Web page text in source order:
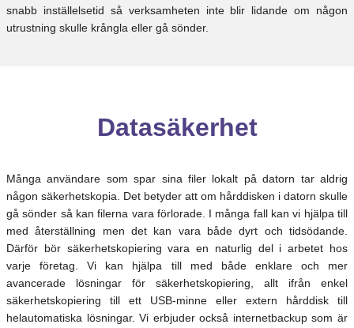
snabb inställelsetid så verksamheten inte blir lidande om någon
utrustning skulle krångla eller gå sönder.
Datasäkerhet
Många användare som spar sina filer lokalt på datorn tar aldrig
någon säkerhetskopia. Det betyder att om hårddisken i datorn skulle
gå sönder så kan filerna vara förlorade. I många fall kan vi hjälpa till
med återställning men det kan vara både dyrt och tidsödande.
Därför bör säkerhetskopiering vara en naturlig del i arbetet hos
varje företag. Vi kan hjälpa till med både enklare och mer
avancerade lösningar för säkerhetskopiering, allt ifrån enkel
säkerhetskopiering till ett USB-minne eller extern hårddisk till
helautomatiska lösningar. Vi erbjuder också internetbackup som är